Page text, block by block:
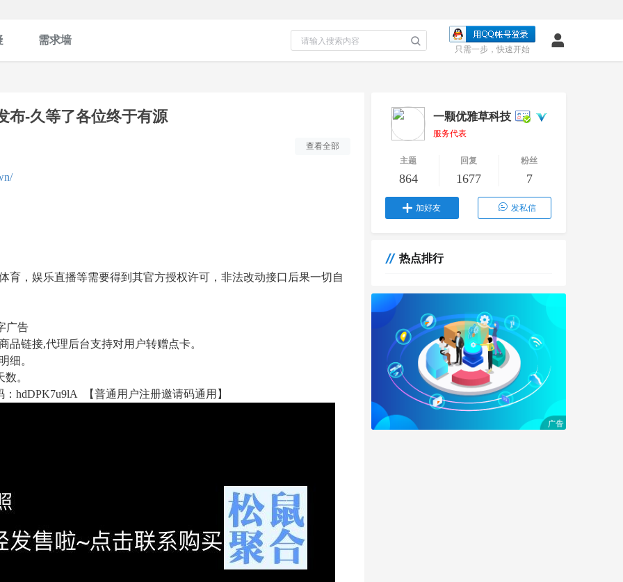
只需一步，快速开始
需求墙
布-久等了各位终于有源
查看全部
娱乐直播等需要得到其官方授权许可，非法改动接口后果一切自
广告
链接,代理后台支持对用户转赠点卡。
细。
。
hdDPK7u9lA 【普通用户注册邀请码通用】
一颗优雅草科技
服务代表
主题
864
回复
1677
粉丝
7
加好友 发私信
热点排行